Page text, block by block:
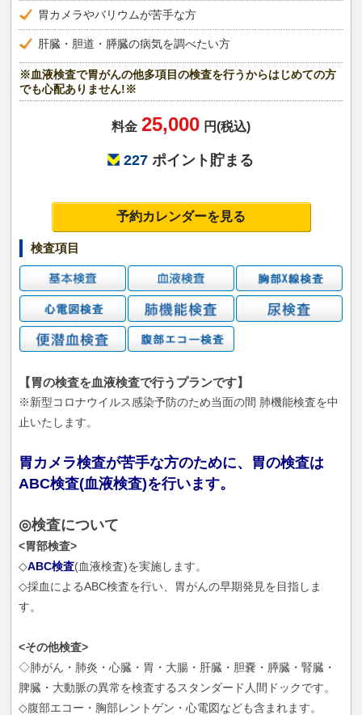
胃カメラやバリウムが苦手な方
肝臓・胆道・膵臓の病気を調べたい方
※血液検査で胃がんの他多項目の検査を行うからはじめての方
でも心配ありません!※
料金 25,000 円(税込)
227ポイント貯まる
予約カレンダーを見る
検査項目
【胃の検査を血液検査で行うプランです】
※新型コロナウイルス感染予防のため当面の間 肺機能検査を中
止いたします。
胃カメラ検査が苦手な方のために、胃の検査は
ABC検査(血液検査)を行います。
◎検査について
<胃部検査>
◇ABC検査(血液検査)を実施します。
◇採血によるABC検査を行い、胃がんの早期発見を目指しま
す。
<その他検査>
◇肺がん・肺炎・心臓・胃・大腸・肝臓・胆嚢・膵臓・腎臓・
脾臓・大動脈の異常を検査するスタンダード人間ドックです。
◇腹部エコー・胸部レントゲン・心電図なども含まれます。